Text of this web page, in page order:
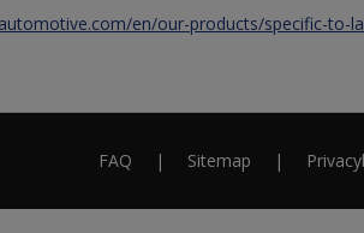
en/our-products/specific-to-
Footer
FAQ Sitemap